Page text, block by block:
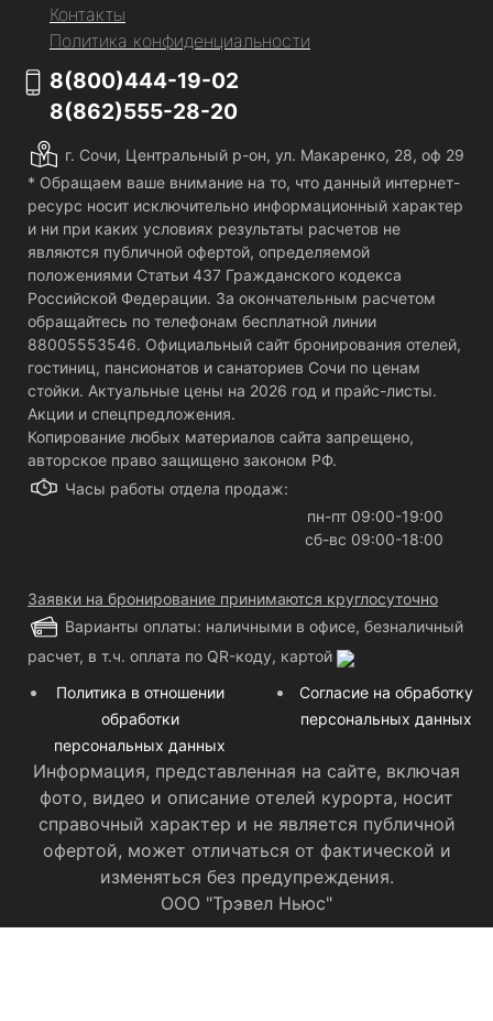
Контакты
Политика конфиденциальности
8(800)444-19-02
8(862)555-28-20
г. Сочи, Центральный р-он, ул. Макаренко, 28, оф 29
* Обращаем ваше внимание на то, что данный интернет-
ресурс носит исключительно информационный характер
и ни при каких условиях результаты расчетов не
являются публичной офертой, определяемой
положениями Статьи 437 Гражданского кодекса
Российской Федерации. За окончательным расчетом
обращайтесь по телефонам бесплатной линии
88005553546. Официальный сайт бронирования отелей,
гостиниц, пансионатов и санаториев Сочи по ценам
стойки. Актуальные цены на 2026 год и прайс-листы.
Акции и спецпредложения.
Копирование любых материалов сайта запрещено,
авторское право защищено законом РФ.
Часы работы отдела продаж:
пн-пт 09:00-19:00
сб-вс 09:00-18:00
Заявки на бронирование принимаются круглосуточно
Варианты оплаты: наличными в офисе, безналичный
расчет, в т.ч. оплата по QR-коду, картой
Политика в отношении
обработки
персональных данных
Согласие на обработку
персональных данных
Информация, представленная на сайте, включая
фото, видео и описание отелей курорта, носит
справочный характер и не является публичной
офертой, может отличаться от фактической и
изменяться без предупреждения.
ООО "Трэвел Ньюс"